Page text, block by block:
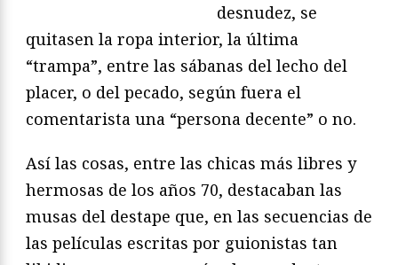
desnudez, se
quitasen la ropa interior, la última
“trampa”, entre las sábanas del lecho del
placer, o del pecado, según fuera el
comentarista una “persona decente” o no.
Así las cosas, entre las chicas más libres y
hermosas de los años 70, destacaban las
musas del destape que, en las secuencias de
las películas escritas por guionistas tan